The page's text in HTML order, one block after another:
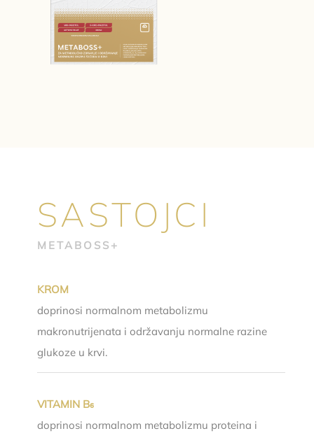
SASTOJCI
METABOSS+
KROM
doprinosi normalnom metabolizmu
makronutrijenata i održavanju normalne razine
glukoze u krvi.
VITAMIN B₆
doprinosi normalnom metabolizmu proteina i